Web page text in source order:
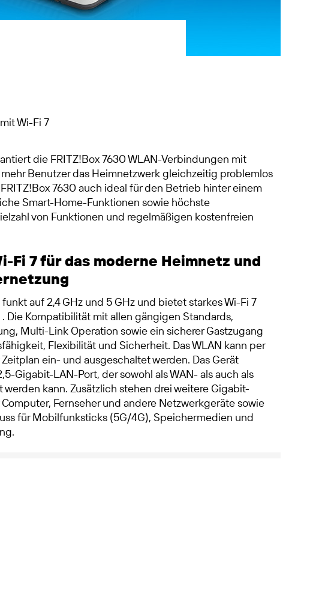
Wi-Fi 7
die FRITZ!Box 7630 WLAN-Verbindungen mit
Benutzer das Heimnetzwerk gleichzeitig problemlos
7630 auch ideal für den Betrieb hinter einem
Smart-Home-Funktionen sowie höchste
von Funktionen und regelmäßigen kostenfreien
Fi 7 für das moderne Heimnetz und
auf 2,4 GHz und 5 GHz und bietet starkes Wi-Fi 7
Die Kompatibilität mit allen gängigen Standards,
Multi-Link Operation sowie ein sicherer Gastzugang
Flexibilität und Sicherheit. Das WLAN kann per
ein- und ausgeschaltet werden. Das Gerät
Gigabit-LAN-Port, der sowohl als WAN- als auch als
werden kann. Zusätzlich stehen drei weitere Gigabit-
Fernseher und andere Netzwerkgeräte sowie
für Mobilfunksticks (5G/4G), Speichermedien und